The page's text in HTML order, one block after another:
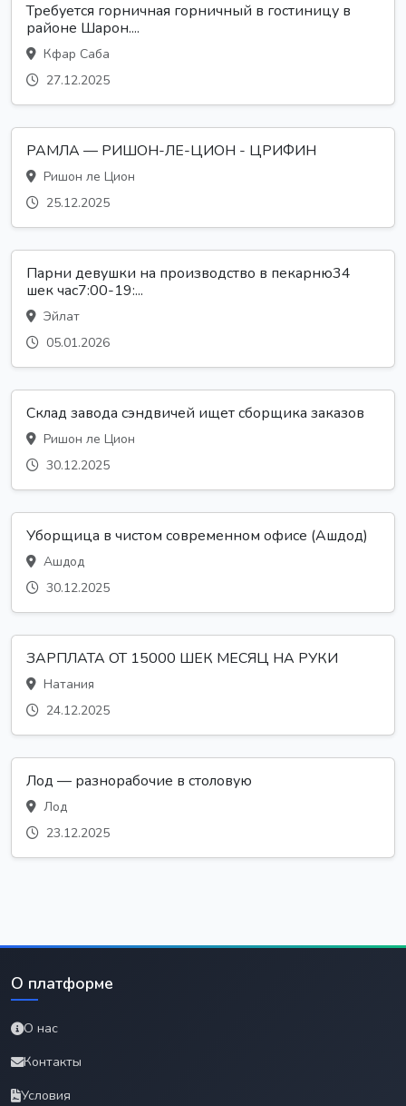
Требуется горничная горничный в гостиницу в
районе Шарон....
Кфар Саба
27.12.2025
РАМЛА — РИШОН-ЛЕ-ЦИОН - ЦРИФИН
Ришон ле Цион
25.12.2025
Парни девушки на производство в пекарню34
шек час7:00-19:...
Эйлат
05.01.2026
Склад завода сэндвичей ищет сборщика заказов
Ришон ле Цион
30.12.2025
Уборщица в чистом современном офисе (Ашдод)
Ашдод
30.12.2025
ЗАРПЛАТА ОТ 15000 ШЕК МЕСЯЦ НА РУКИ
Натания
24.12.2025
Лод — разнорабочие в столовую
Лод
23.12.2025
О платформе
О нас
Контакты
Условия